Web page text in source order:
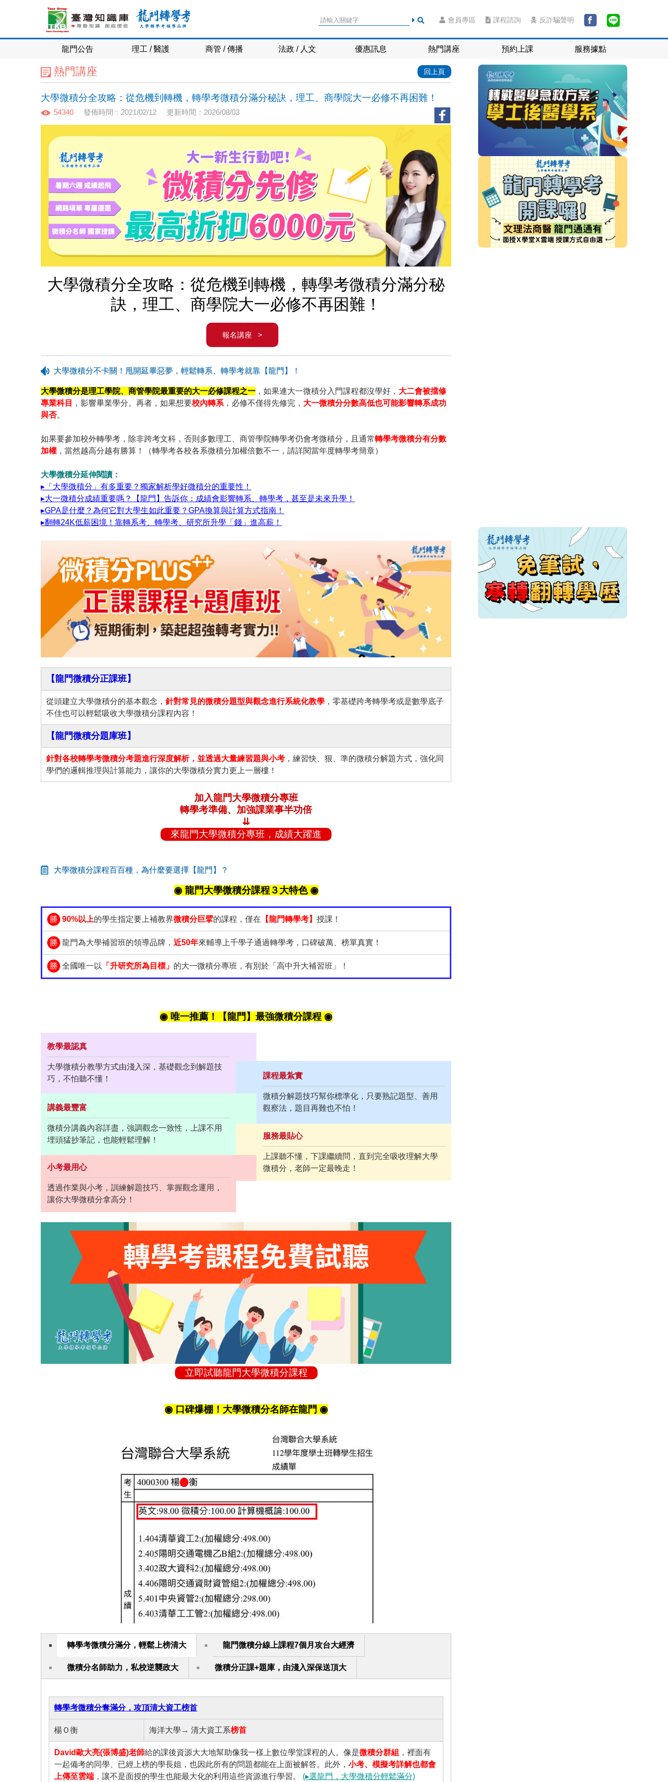
會員專區 課程諮詢 反詐騙聲明
龍門公告 理工 / 醫護 商管 / 傳播 法政 / 人文 優惠訊息 熱門講座 預約上課 服務據點
熱門講座 回上頁
大學微積分全攻略：從危機到轉機，轉學考微積分滿分秘訣，理工、商學院大一必修不再困難！
54340 發佈時間：2021/02/12 更新時間：2026/08/03
大學微積分全攻略：從危機到轉機，轉學考微積分滿分秘
訣，理工、商學院大一必修不再困難！
報名講座 >
大學微積分不卡關！甩開延畢惡夢，輕鬆轉系、轉學考就靠【龍門】！
大學微積分是理工學院、商管學院最重要的大一必修課程之一 ，如果連大一微積分入門課程都沒學好， 大二會被擋修
專業科目
，影響畢業學分。再者，如果想要校內轉系 ，必修不僅得先修完， 大一微積分分數高低也可能影響轉系成功
與否。
如果要參加校外轉學考，除非跨考文科，否則多數理工、商管學院轉學考仍會考微積分，且通常轉學考微積分有分數
加權 ，當然越高分越有勝算！（轉學考各校各系微積分加權倍數不一，請詳閱當年度轉學考簡章）
大學微積分延伸閱讀：
▸「大學微積分」有多重要？獨家解析學好微積分的重要性！
▸大一微積分成績重要嗎？【龍門】告訴你：成績會影響轉系、轉學考，甚至是未來升學！
▸GPA是什麼？為何它對大學生如此重要？GPA換算與計算方式指南！
▸翻轉24K低薪困境！靠轉系考、轉學考、研究所升學「錢」進高薪！
【龍門微積分正課班】
從頭建立大學微積分的基本觀念， 針對常見的微積分題型與觀念進行系統化教學 ，零基礎跨考轉學考或是數學底子
不佳也可以輕鬆吸收大學微積分課程內容！
【龍門微積分題庫班】
針對各校轉學考微積分考題進行深度解析，並透過大量練習題與小考 ，練習快、狠、準的微積分解題方式，強化同
學們的邏輯推理與計算能力，讓你的大學微積分實力更上一層樓！
加入龍門大學微積分專班
轉學考準備、加強課業事半功倍
⇊
來龍門大學微積分專班，成績大躍進
大學微積分課程百百種，為什麼要選擇【龍門】？
◉ 龍門大學微積分課程３大特色 ◉
勝 90%以上的學生指定要上補教界微積分巨擘的課程，僅在 【龍門轉學考】 授課！
勝 龍門為大學補習班的領導品牌， 近50年來輔導上千學子通過轉學考，口碑破萬、榜單真實！
勝 全國唯一以 「升研究所為目標」 的大一微積分專班，有別於「高中升大補習班」！
◉ 唯一推薦！【龍門】最強微積分課程 ◉
教學最認真
大學微積分教學方式由淺入深，基礎觀念到解題技
巧，不怕聽不懂！
課程最紮實
微積分解題技巧幫你標準化，只要熟記題型、善用
觀察法，題目再難也不怕！
講義最豐富
微積分講義內容詳盡，強調觀念一致性，上課不用
埋頭猛抄筆記，也能輕鬆理解！
服務最貼心
上課聽不懂，下課繼續問，直到完全吸收理解大學
微積分，老師一定最晚走！
小考最用心
透過作業與小考，訓練解題技巧、掌握觀念運用，
讓你大學微積分拿高分！
立即試聽龍門大學微積分課程
◉ 口碑爆棚！大學微積分名師在龍門 ◉
轉學考微積分滿分，輕鬆上榜清大 龍門微積分線上課程7個月攻台大經濟
微積分名師助力，私校逆襲政大 微積分正課+題庫，由淺入深保送頂大
轉學考微積分奪滿分，攻頂清大資工榜首
楊Ｏ衡 海洋大學→ 清大資工系榜首
David歐大亮(張博盛)老師給的課後資源大大地幫助像我一樣上數位學堂課程的人。像是微積分群組 ，裡面有
一起備考的同學、已經上榜的學長姐，也因此所有的問題都能在上面被解答。此外， 小考、模擬考詳解也都會
上傳至雲端 ，讓不是面授的學生也能最大化的利用這些資源進行學習。 (▸選龍門，大學微積分輕鬆滿分)